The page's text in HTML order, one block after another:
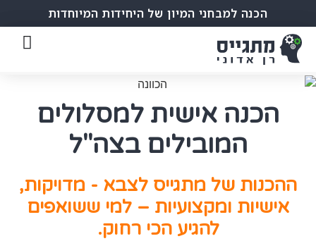
הכנה למבחני המיון של היחידות המיוחדות
הכנה אישית למסלולים
המובילים בצה"ל
ההכנות של מתגייס לצבא - מדויקות,
אישיות ומקצועיות – למי ששואפים
להגיע הכי רחוק.